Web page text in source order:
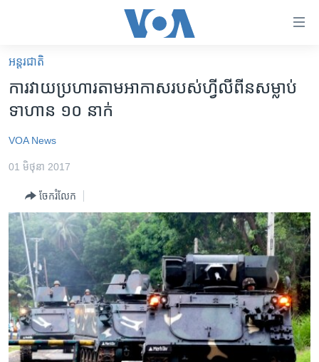
គេហទំព័រ​
ទាក់ទង
និង​
ទំព័រ​
ម្តង
រំលង​
និង​
ចូល​
ទៅ​
ទំព័រ​
រចនា
សម្ព័ន្ធ​
រំលង​
ហេឡូវីអូអេ
កម្ពុជាច្នៃប្រតិដ្ឋ
ព្រឹត្តិការណ៍ព័ត៌មាន
ទូរទស្សន៍ / វីដេអូ​
វិទ្យុ / ផតខាសថ៍
កម្មវិធីទាំងអស់
Khmer English
អន្តរជាតិ
ការ​វាយ​ប្រហារ​តាម​អាកាស​របស់​ហ្វីលីពីន​សម្លាប់​
ទាហាន ១០ នាក់
VOA News
01 មិថុនា 2017
ចែករំលែក